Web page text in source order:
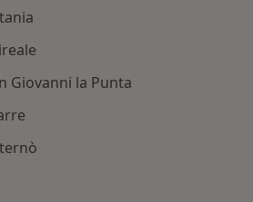
Giovanni la Punta